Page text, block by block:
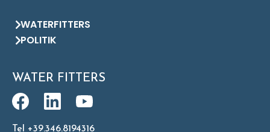
WATERFITTERS
POLITIK
WATER FITTERS
Tel +39.346.8194316